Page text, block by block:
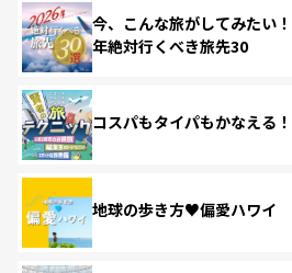
今、こんな旅がしてみたい
年絶対行くべき旅先30
コスパもタイパもかなえる
地球の歩き方♥偏愛ハワイ